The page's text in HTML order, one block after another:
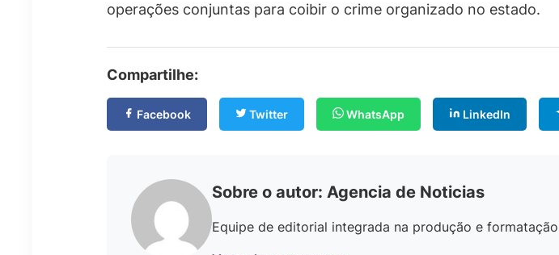
operações conjuntas para coibir o crime organizado no estado.
Compartilhe:
Facebook Twitter WhatsApp LinkedIn
Sobre o autor: Agencia de Noticias
Equipe de editorial integrada na produção e